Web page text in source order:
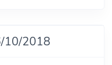
10/2018